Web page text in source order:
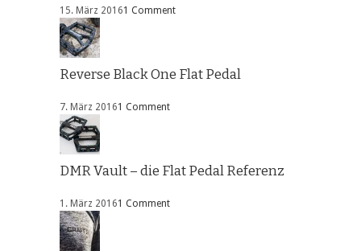
15. März 20161 Comment
Reverse Black One Flat Pedal
7. März 20161 Comment
DMR Vault – die Flat Pedal Referenz
1. März 20161 Comment